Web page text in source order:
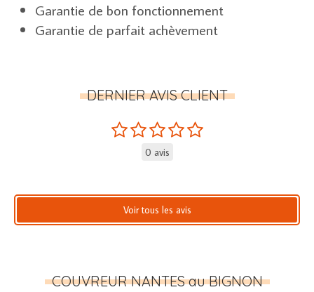
Garantie de bon fonctionnement
Garantie de parfait achèvement
DERNIER AVIS CLIENT
0 avis
Voir tous les avis
COUVREUR NANTES au BIGNON